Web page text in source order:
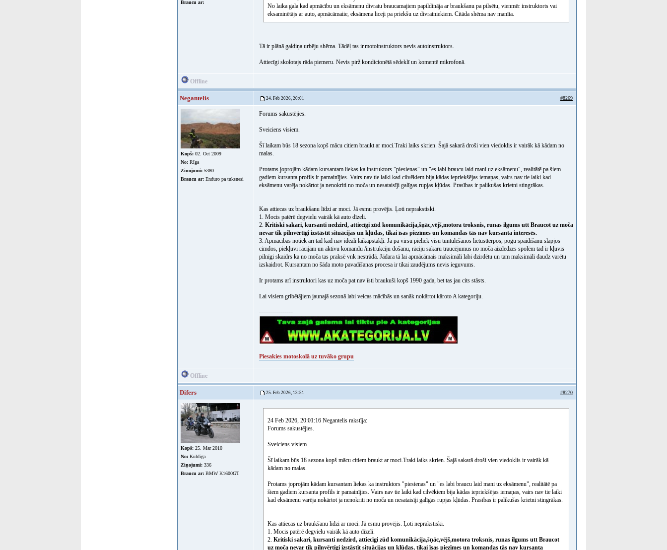
Braucu ar:
No laika gala kad apmācību un eksāmenu divratu braucamajiem papildināja ar braukšanu pa pilsētu, vienmēr instruktorts vai
eksaminētājs ar auto, apmācāmaiie, eksāmena liceji pa priekšu uz divratniekiem. Citāda shēma nav manīta.
Tā ir plānā galdiņa urbēju shēma. Tādēļ tas ir.motoinstruktors nevis autoinstruktors.
Attiecīgi skolotajs rāda piemeru. Nevis pirž kondicionētā sēdeklī un komentē mikrofonā.
Offline
Negantelis 24. Feb 2026, 20:01 #8269
Kopš: 02. Oct 2009
No: Rīga
Ziņojumi: 5380
Braucu ar: Enduro pa tuksnesi
Forums sakustējies.
Sveiciens visiem.
Šī laikam būs 18 sezona kopš mācu citiem braukt ar moci.Traki laiks skrien. Šajā sakarā droši vien viedoklis ir vairāk kā kādam no
malas.
Protams joprojām kādam kursantam liekas ka instruktors "piesienas" un "es labi braucu laid mani uz eksāmenu", realitātē pa šiem
gadiem kursanta profils ir pamainījies. Vairs nav tie laiki kad cilvēkiem bija kādas iepriekšējas iemaņas, vairs nav tie laiki kad
eksāmenu varēja nokārtot ja nenokriti no moča un nesataisīji galīgas rupjas kļūdas. Prasības ir palikušas krietni stingrākas.
Kas attiecas uz braukšanu līdzi ar moci. Jā esmu provējis. Ļoti neprakstiski.
1. Mocis patērē degvielu vairāk kā auto dīzeli.
2. Kritiski sakari, kursanti nedzird, attiecīgi zūd komunikācija,šņāc,vējš,motora troksnis, runas ilgums utt Braucot uz moča
nevar tik pilnvērtīgi izstāstīt situācijas un kļūdas, tikai īsas piezīmes un komandas tās nav kursanta interesēs.
3. Apmācības notiek arī tad kad nav ideāli laikapstākļi. Ja pa virsu pieliek visu tuntulēšanos lietusttērpos, pogu spaidīšanu slapjos
cimdos, piekļuvi rācijām un aktīvu komandu /instrukciju došanu, rāciju sakaru traucējumus no moča aizdedzes spolēm tad ir kļuvis
pilnīgi skaidrs ka no moča tas praksē vnk nestrādā. Jādara tā lai apmācāmais maksimāli labi dzirdētu un tam maksimāli daudz varētu
izskaidrot. Kursantam no šāda moto pavadīšanas procesa ir tikai zaudējums nevis ieguvums.
Ir protams arī instruktori kas uz moča pat nav īsti braukuši kopš 1990 gada, bet tas jau cits stāsts.
Lai visiem gribētājiem jaunajā sezonā labi veicas mācībās un sanāk nokārtot kāroto A kategoriju.
-----------------
Piesakies motoskolā uz tuvāko grupu
Offline
Difers 25. Feb 2026, 13:51 #8270
Kopš: 25. Mar 2010
No: Kuldīga
Ziņojumi: 336
Braucu ar: BMW K1600GT
24 Feb 2026, 20:01:16 Negantelis rakstīja:
Forums sakustējies.
Sveiciens visiem.
Šī laikam būs 18 sezona kopš mācu citiem braukt ar moci.Traki laiks skrien. Šajā sakarā droši vien viedoklis ir vairāk kā
kādam no malas.
Protams joprojām kādam kursantam liekas ka instruktors "piesienas" un "es labi braucu laid mani uz eksāmenu", realitātē pa
šiem gadiem kursanta profils ir pamainījies. Vairs nav tie laiki kad cilvēkiem bija kādas iepriekšējas iemaņas, vairs nav tie laiki
kad eksāmenu varēja nokārtot ja nenokriti no moča un nesataisīji galīgas rupjas kļūdas. Prasības ir palikušas krietni stingrākas.
Kas attiecas uz braukšanu līdzi ar moci. Jā esmu provējis. Ļoti neprakstiski.
1. Mocis patērē degvielu vairāk kā auto dīzeli.
2. Kritiski sakari, kursanti nedzird, attiecīgi zūd komunikācija,šņāc,vējš,motora troksnis, runas ilgums utt Braucot
uz moča nevar tik pilnvērtīgi izstāstīt situācijas un kļūdas, tikai īsas piezīmes un komandas tās nav kursanta